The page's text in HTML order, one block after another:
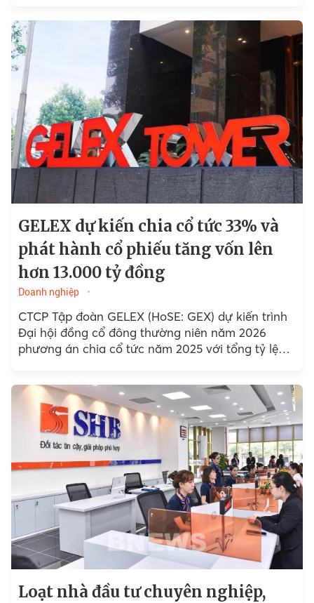
GELEX dự kiến chia cổ tức 33% và
phát hành cổ phiếu tăng vốn lên
hơn 13.000 tỷ đồng
Doanh nghiệp
CTCP Tập đoàn GELEX (HoSE: GEX) dự kiến trình
Đại hội đồng cổ đông thường niên năm 2026
phương án chia cổ tức năm 2025 với tổng tỷ lệ
13.000 tỷ đồng.
Loạt nhà đầu tư chuyên nghiệp,